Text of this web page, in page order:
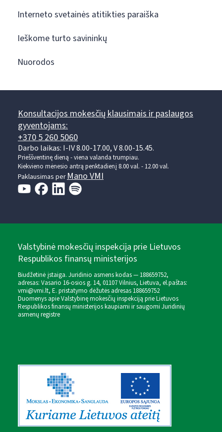
Interneto svetainės atitikties paraiška
Ieškome turto savininkų
Nuorodos
Konsultacijos mokesčių klausimais ir paslaugos
gyventojams:
+370 5 260 5060
Darbo laikas: I-IV 8.00-17.00, V 8.00-15.45.
Prieššventinę dieną - viena valanda trumpiau.
Kiekvieno mėnesio antrą penktadienį 8.00 val. - 12.00 val.
Paklausimas per Mano VMI
Valstybinė mokesčių inspekcija prie Lietuvos
Respublikos finansų ministerijos
Biudžetinė įstaiga. Juridinio asmens kodas — 188659752,
adresas: Vasario 16-osios g. 14, 01107 Vilnius, Lietuva, el.paštas:
vmi@vmi.lt, E. pristatymo dėžutės adresas 188659752
Duomenys apie Valstybinę mokesčių inspekciją prie Lietuvos
Respublikos finansų ministerijos kaupiami ir saugomi Juridinių
asmenų registre